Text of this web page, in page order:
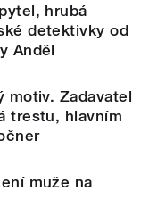
hrubá
detektivky od
Anděl
motiv. Zadavatel
trestu, hlavním
muže na